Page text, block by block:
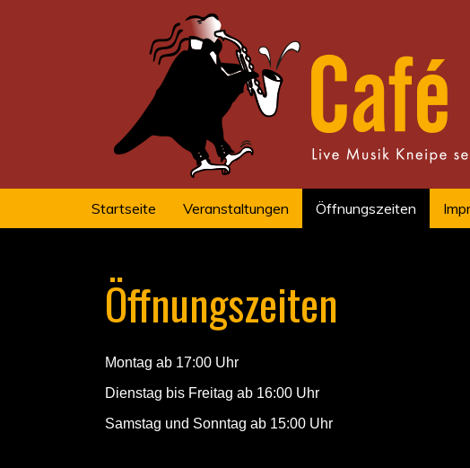
Startseite Veranstaltungen Öffnungszeiten
Öffnungszeiten
Montag ab 17:00 Uhr
Dienstag bis Freitag ab 16:00 Uhr
Samstag und Sonntag ab 15:00 Uhr